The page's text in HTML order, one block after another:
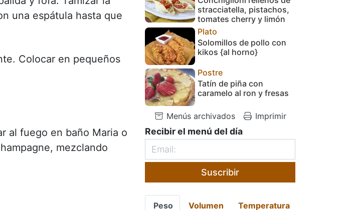
una espátula hasta que
Colocar en pequeños
al fuego en baño Maria o
mezclando
stracciatella, pistachos,
tomates cherry y limón
Plato
Solomillos de pollo con
kikos {al horno}
Postre
Tatín de piña con
caramelo al ron y fresas
Menús archivados Imprimir
Recibir el menú del día
Suscribir
Peso Volumen Temperatura